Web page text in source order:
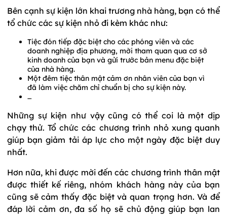
Bên cạnh sự kiện lớn khai trương nhà hàng, bạn có thể
tổ chức các sự kiện nhỏ đi kèm khác như:
Tiệc đón tiếp đặc biệt cho các phóng viên và các
doanh nghiệp địa phương, mời tham quan qua cơ sở
kinh doanh của bạn và gửi trước bản menu đặc biệt
của nhà hàng.
Một đêm tiệc thân mật cảm ơn nhân viên của bạn vì
đã làm việc chăm chỉ chuẩn bị cho sự kiện này.
…
Những sự kiện như vậy cũng có thể coi là một dịp
chạy thử. Tổ chức các chương trình nhỏ xung quanh
giúp bạn giảm tải áp lực cho một ngày đặc biệt duy
nhất.
Hơn nữa, khi được mời đến các chương trình thân mật
được thiết kế riêng, nhóm khách hàng này của bạn
cũng sẽ cảm thấy đặc biệt và quan trọng hơn. Và để
đáp lời cảm ơn, đa số họ sẽ chủ động giúp bạn lan